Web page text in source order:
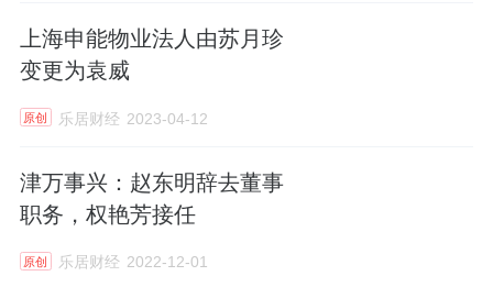
上海申能物业法人由苏月珍
变更为袁威
原创 乐居财经 2023-04-12
津万事兴：赵东明辞去董事
职务，权艳芳接任
原创 乐居财经 2022-12-01